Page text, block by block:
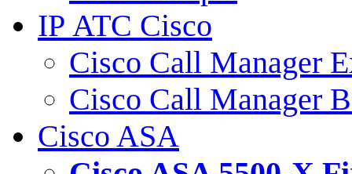
IP АТС Cisco
Cisco Call Manager
Cisco Call Manager
Cisco ASA